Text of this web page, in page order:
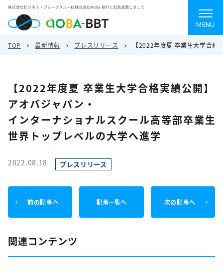
MENU
TOP 最新情報 プレスリリース 【2022年度夏 卒業生大学合
【2022年度夏 卒業生大学合格実績公開】
アオバジャパン・
インターナショナルスクール高等部卒業生
世界トップレベルの大学へ進学
2022.08.18 プレスリリース
前の記事へ 記事一覧へ 次の記事へ
関連コンテンツ